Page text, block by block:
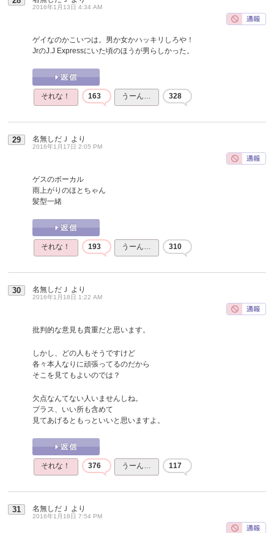
2016年1月13日 4:34 AM
ゲイなのかこいつは。男か女かハッキリしろや！
JrのJ.J Expressにいた頃のほうが男らしかった。
それな！ 163 うーん… 328
29 名無しだＪ より
2016年1月17日 2:05 PM
ゲスのボーカル
雨上がりのほとちゃん
髪型一緒
それな！ 193 うーん… 310
30 名無しだＪ より
2016年1月18日 1:22 AM
批判的な意見も貴重だと思います。
しかし、どの人もそうですけど
各々本人なりに頑張ってるのだから
そこを見てもよいのでは？
欠点なんてない人いませんしね。
プラス、いい所も含めて
見てあげるともっといいと思いますよ。
それな！ 376 うーん… 117
31 名無しだＪ より
2016年1月18日 7:54 PM